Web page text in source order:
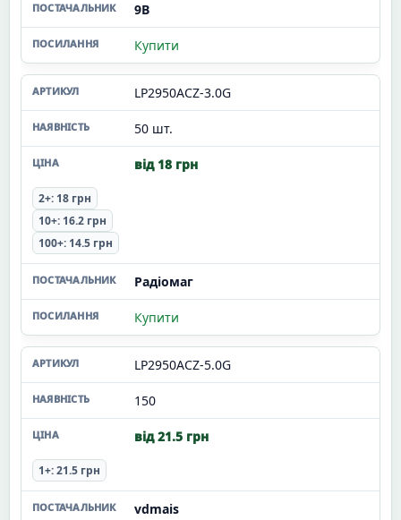
9В
Купити
LP2950ACZ-3.0G
50 шт.
від 18 грн
2+: 18 грн
10+: 16.2 грн
100+: 14.5 грн
Радіомаг
Купити
LP2950ACZ-5.0G
150
від 21.5 грн
1+: 21.5 грн
vdmais